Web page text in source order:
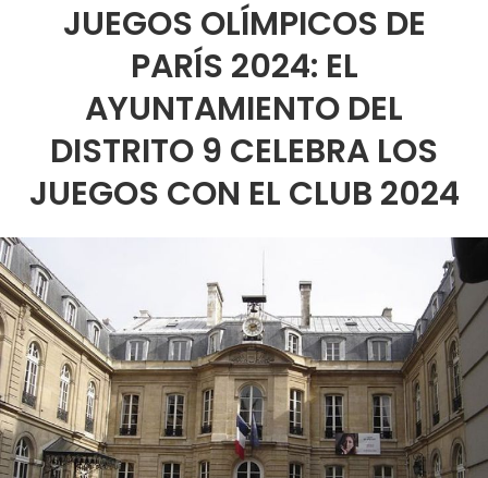
JUEGOS OLÍMPICOS DE
PARÍS 2024: EL
AYUNTAMIENTO DEL
DISTRITO 9 CELEBRA LOS
JUEGOS CON EL CLUB 2024